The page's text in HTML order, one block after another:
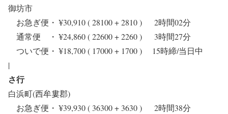
御坊市
お急ぎ便・ ¥30,910 ( 28100 + 2810 ) 2時間02分
通常便 ・ ¥24,860 ( 22600 + 2260 ) 3時間27分
ついで便・ ¥18,700 ( 17000 + 1700 ) 15時締/当日中
|
さ行
白浜町(西牟婁郡)
お急ぎ便・ ¥39,930 ( 36300 + 3630 ) 2時間38分